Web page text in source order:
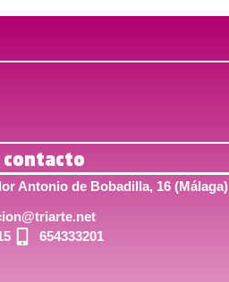
contacto
Antonio de Bobadilla, 16 (Málaga)
654333201